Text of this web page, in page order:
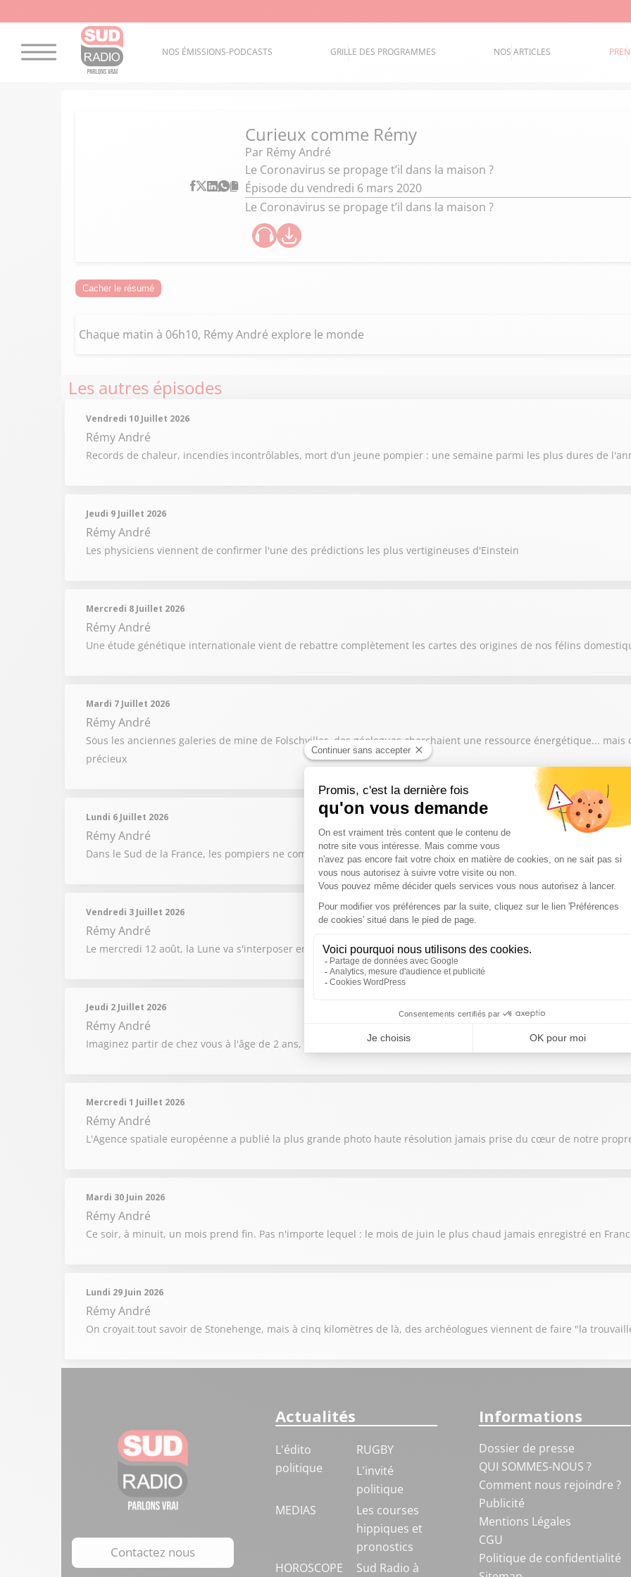
NOS ÉMISSIONS-PODCASTS GRILLE DES PROGRAMMES NOS ARTICLES
Curieux comme Rémy
Par Rémy André
Le Coronavirus se propage t’il dans la maison ?
Épisode du vendredi 6 mars 2020
Le Coronavirus se propage t’il dans la maison ?
Cacher le résumé
Chaque matin à 06h10, Rémy André explore le monde
Les autres épisodes
Vendredi 10 Juillet 2026
Rémy André
Records de chaleur, incendies incontrôlables, mort d’un jeune pompier : une semaine parmi les plus dures de
Jeudi 9 Juillet 2026
Rémy André
Les physiciens viennent de confirmer l'une des prédictions les plus vertigineuses d'Einstein
Mercredi 8 Juillet 2026
Rémy André
Une étude génétique internationale vient de rebattre complètement les cartes des origines de nos félins
Mardi 7 Juillet 2026
Rémy André
Sous les anciennes galeries de mine de Folschviller, des géologues cherchaient une ressource énergétique...
précieux
Lundi 6 Juillet 2026
Rémy André
Dans le Sud de la France, les pompiers ne comptent plus les foyers d'incendie depuis plusieurs jours
Vendredi 3 Juillet 2026
Rémy André
Le mercredi 12 août, la Lune va s'interposer entre la Terre et le Soleil, provoquant la plus grande éclipse solaire
Jeudi 2 Juillet 2026
Rémy André
Imaginez partir de chez vous à l'âge de 2 ans, traverser l'océan pendant 30 ans, et revenir vous installer dans la
Mercredi 1 Juillet 2026
Rémy André
L'Agence spatiale européenne a publié la plus grande photo haute résolution jamais prise du cœur de notre
Mardi 30 Juin 2026
Rémy André
Ce soir, à minuit, un mois prend fin. Pas n'importe lequel : le mois de juin le plus chaud jamais enregistré en
Lundi 29 Juin 2026
Rémy André
On croyait tout savoir de Stonehenge, mais à cinq kilomètres de là, des archéologues viennent de faire "la
Contactez nous
Actualités
L'édito
politique
RUGBY
L'invité
politique
MEDIAS
Les courses
hippiques et
pronostics
HOROSCOPE
Sud Radio à
Informations
Dossier de presse
QUI SOMMES-NOUS ?
Comment nous rejoindre ?
Publicité
Mentions Légales
CGU
Politique de confidentialité